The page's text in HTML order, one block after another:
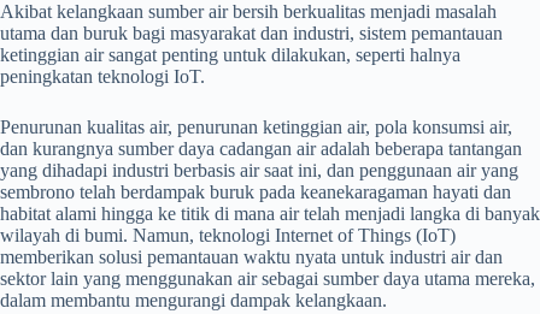
Akibat kelangkaan sumber air bersih berkualitas menjadi masalah
utama dan buruk bagi masyarakat dan industri, sistem pemantauan
ketinggian air sangat penting untuk dilakukan, seperti halnya
peningkatan teknologi IoT.
Penurunan kualitas air, penurunan ketinggian air, pola konsumsi air,
dan kurangnya sumber daya cadangan air adalah beberapa tantangan
yang dihadapi industri berbasis air saat ini, dan penggunaan air yang
sembrono telah berdampak buruk pada keanekaragaman hayati dan
habitat alami hingga ke titik di mana air telah menjadi langka di banyak
wilayah di bumi. Namun, teknologi Internet of Things (IoT)
memberikan solusi pemantauan waktu nyata untuk industri air dan
sektor lain yang menggunakan air sebagai sumber daya utama mereka,
dalam membantu mengurangi dampak kelangkaan.